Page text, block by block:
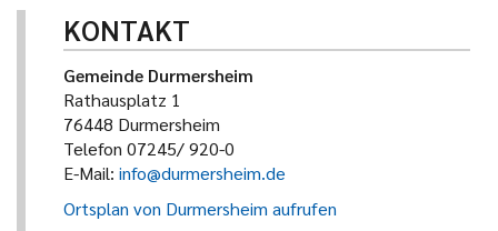
KONTAKT
Gemeinde Durmersheim
Rathausplatz 1
76448 Durmersheim
Telefon 07245/ 920-0
E-Mail: info@durmersheim.de
Ortsplan von Durmersheim aufrufen